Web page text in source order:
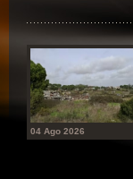
04 Ago 2026